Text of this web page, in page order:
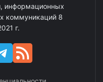
информационных
коммуникаций 8
г.